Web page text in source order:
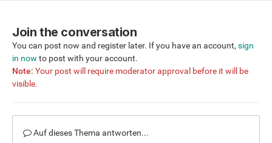
Join the conversation
You can post now and register later. If you have an account, sign
in now to post with your account.
Note: Your post will require moderator approval before it will be
visible.
Auf dieses Thema antworten...